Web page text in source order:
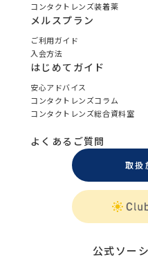
コンタクトレンズ装着薬
メルスプラン
ご利用ガイド
入会方法
はじめてガイド
安心アドバイス
コンタクトレンズコラム
コンタクトレンズ総合資料室
よくあるご質問
取扱
公式ソー